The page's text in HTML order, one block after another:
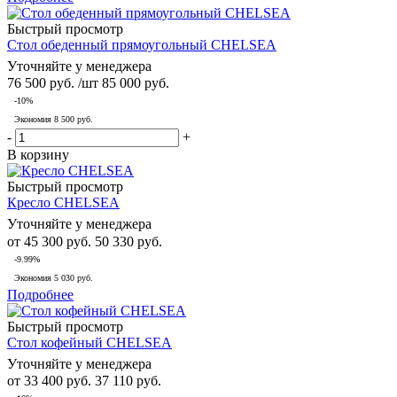
Быстрый просмотр
Стол обеденный прямоугольный CHELSEA
Уточняйте у менеджера
76 500 руб. /шт 85 000 руб.
-10%
Экономия 8 500 руб.
-
+
В корзину
Быстрый просмотр
Кресло CHELSEA
Уточняйте у менеджера
от 45 300 руб. 50 330 руб.
-9.99%
Экономия 5 030 руб.
Подробнее
Быстрый просмотр
Стол кофейный CHELSEA
Уточняйте у менеджера
от 33 400 руб. 37 110 руб.